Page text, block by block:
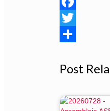
Facebook
Twitter
Post